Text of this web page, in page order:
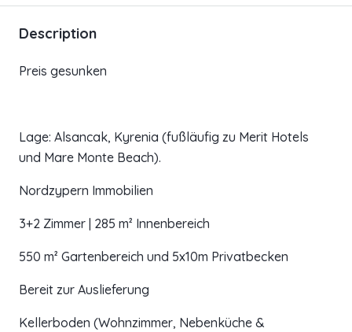
Description
Preis gesunken
Lage: Alsancak, Kyrenia (fußläufig zu Merit Hotels
und Mare Monte Beach).
Nordzypern Immobilien
3+2 Zimmer | 285 m² Innenbereich
550 m² Gartenbereich und 5x10m Privatbecken
Bereit zur Auslieferung
Kellerboden (Wohnzimmer, Nebenküche &